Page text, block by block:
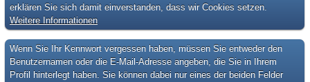
erklären Sie sich damit einverstanden, dass wir Cookies setzen.
Weitere Informationen
Wenn Sie Ihr Kennwort vergessen haben, müssen Sie entweder den
Benutzernamen oder die E-Mail-Adresse angeben, die Sie in Ihrem
Profil hinterlegt haben. Sie können dabei nur eines der beiden Felder